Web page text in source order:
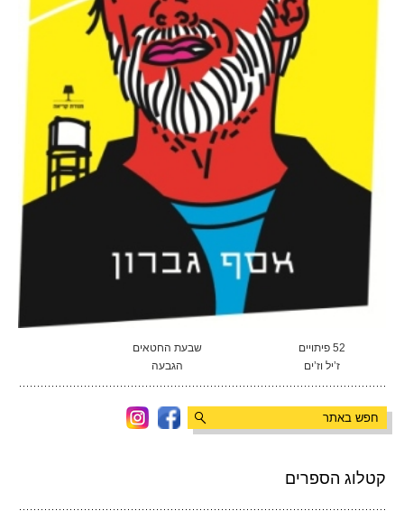
קטלוג הספרים
52 פיתויים
שבעת החטאים
ז’יל וז’ים
הגבעה